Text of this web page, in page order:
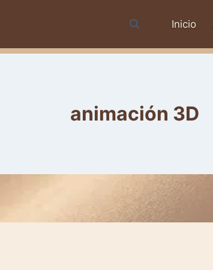
Inicio
animación 3D